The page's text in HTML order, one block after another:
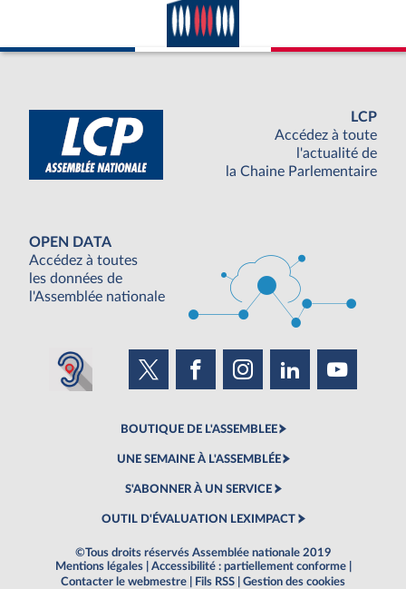
LCP
Accédez à toute
l'actualité de
la Chaine Parlementaire
OPEN DATA
Accédez à toutes
les données de
l'Assemblée nationale
BOUTIQUE DE L'ASSEMBLEE
UNE SEMAINE À L'ASSEMBLÉE
S'ABONNER À UN SERVICE
OUTIL D'ÉVALUATION LEXIMPACT
©Tous droits réservés Assemblée nationale 2019
Mentions légales
Accessibilité : partiellement conforme
Contacter le webmestre
Fils RSS Gestion des cookies